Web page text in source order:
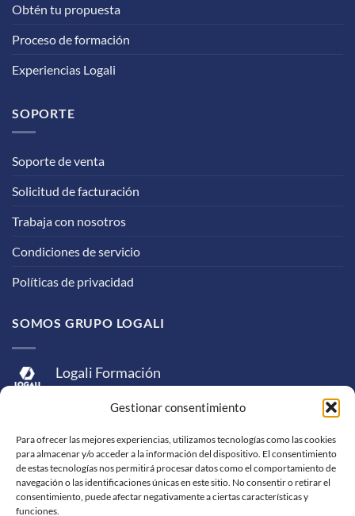
Gestionar consentimiento
Para ofrecer las mejores experiencias, utilizamos tecnologías como las cookies
para almacenar y/o acceder a la información del dispositivo. El consentimiento
de estas tecnologías nos permitirá procesar datos como el comportamiento de
navegación o las identificaciones únicas en este sitio. No consentir o retirar el
consentimiento, puede afectar negativamente a ciertas características y
funciones.
Obtén tu propuesta
Proceso de formación
Experiencias Logali
SOPORTE
Soporte de venta
Solicitud de facturación
Trabaja con nosotros
Condiciones de servicio
Políticas de privacidad
SOMOS GRUPO LOGALI
Logali Formación
Logali Consultoría
Logali Ingeniería